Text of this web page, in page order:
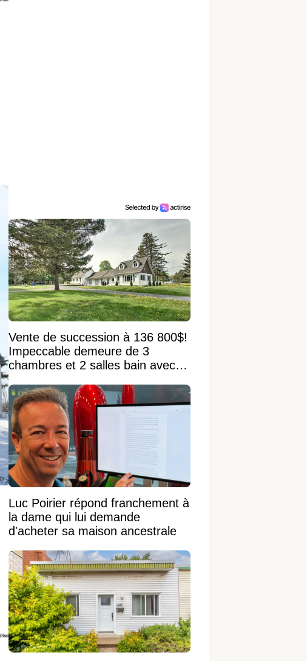
Vente de succession à 136 800$!
Impeccable demeure de 3
chambres et 2 salles bain avec
Luc Poirier répond franchement à
la dame qui lui demande
d'acheter sa maison ancestrale